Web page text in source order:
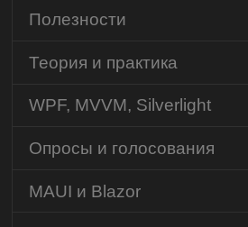
Полезности
Теория и практика
WPF, MVVM, Silverlight
Опросы и голосования
MAUI и Blazor